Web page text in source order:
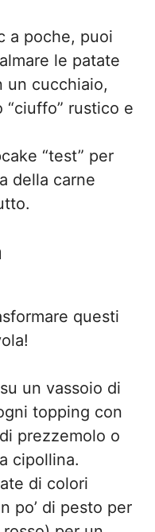
a poche, puoi
le patate
un cucchiaio,
rustico e
“test” per
della carne
questi
un vassoio di
topping con
prezzemolo o
cipollina.
di colori
po’ di pesto per